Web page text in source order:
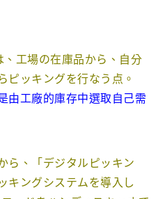
工場の在庫品から、自分
ピッキングを行なう点。
由工廠的庫存中選取自己需
ら、「デジタルピッキン
キングシステムを導入し